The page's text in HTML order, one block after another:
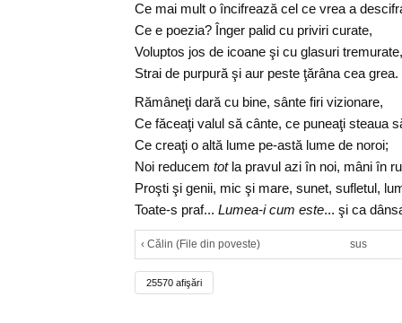
Ce mai mult o încifrează cel ce vrea a
Ce e poezia? Înger palid cu priviri curate,
Voluptos jos de icoane şi cu glasuri tremurate,
Strai de purpură şi aur peste ţărâna cea grea.
Rămâneţi dară cu bine, sânte firi vizionare,
Ce făceaţi valul să cânte, ce puneaţi steaua
Ce creaţi o altă lume pe-astă lume de noroi;
Noi reducem totla pravul azi în noi, mâni în
Proşti şi genii, mic şi mare, sunet, sufletul,
Toate-s praf... Lumea-i cum este... şi ca
‹ Călin (File din poveste) sus
25570 afişări